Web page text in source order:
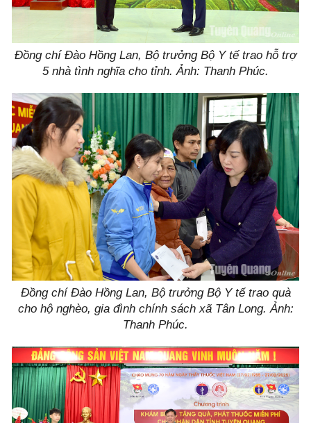
Đồng chí Đào Hồng Lan, Bộ trưởng Bộ Y tế trao hỗ trợ
5 nhà tình nghĩa cho tỉnh. Ảnh: Thanh Phúc.
Đồng chí Đào Hồng Lan, Bộ trưởng Bộ Y tế trao quà
cho hộ nghèo, gia đình chính sách xã Tân Long. Ảnh:
Thanh Phúc.